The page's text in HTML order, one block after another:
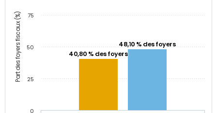
Part des foyers fiscaux (%) 40,80 % des foyers
48,10 % des foyers
0
25
50
75